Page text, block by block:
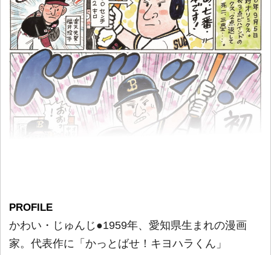
PROFILE
かわい・じゅんじ●1959年、愛知県生まれの漫画
家。代表作に「かっとばせ！キヨハラくん」